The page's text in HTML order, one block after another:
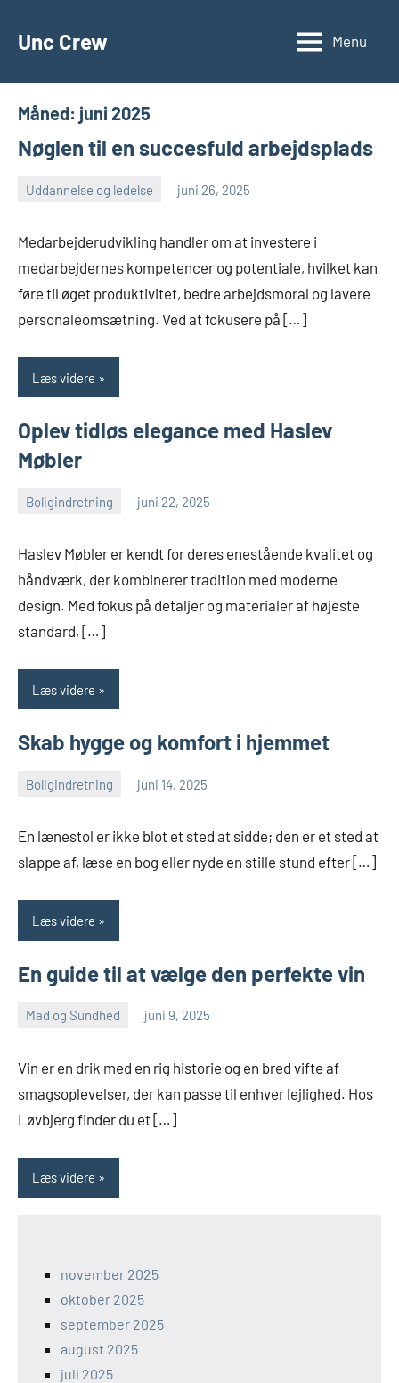
Unc Crew Menu
Måned: juni 2025
Nøglen til en succesfuld arbejdsplads
Uddannelse og ledelse juni 26, 2025
Medarbejderudvikling handler om at investere i
medarbejdernes kompetencer og potentiale, hvilket kan
føre til øget produktivitet, bedre arbejdsmoral og lavere
personaleomsætning. Ved at fokusere på […]
Læs videre
Oplev tidløs elegance med Haslev
Møbler
Boligindretning juni 22, 2025
admin
Ingen
Haslev Møbler er kendt for deres enestående kvalitet og
håndværk, der kombinerer tradition med moderne
design. Med fokus på detaljer og materialer af højeste
standard, […]
Læs videre
Skab hygge og komfort i hjemmet
Boligindretning juni 14, 2025
admin
Ingen
En lænestol er ikke blot et sted at sidde; den er et sted at
slappe af, læse en bog eller nyde en stille stund efter […]
Læs videre
En guide til at vælge den perfekte vin
Mad og Sundhed juni 9, 2025
Vin er en drik med en rig historie og en bred vifte af
smagsoplevelser, der kan passe til enhver lejlighed. Hos
Løvbjerg finder du et […]
Læs videre
november 2025
oktober 2025
september 2025
august 2025
juli 2025